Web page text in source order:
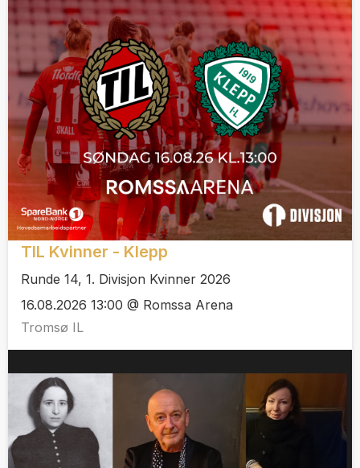
TIL Kvinner - Klepp
Runde 14, 1. Divisjon Kvinner 2026
16.08.2026 13:00 @ Romssa Arena
Tromsø IL